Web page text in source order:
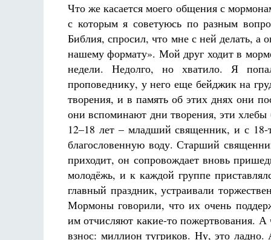
Что же касается моего общения с
с которым я советуюсь по разным
Библия, спросил, что мне с ней делать, а
нашему формату». Мой друг ходит в
недели. Недолго, но хватило. Я
проповеднику, у него еще бейджик на
творения, и в память об этих днях они
они вспоминают дни творения, эти хлебы
12–18 лет – младший священник, и с
благословенную воду. Старший
приходит, он сопровождает вновь
молодёжь, и к каждой группе
главный праздник, устраивали
Мормоны говорили, что их очень
им отчисляют какие-то пожертвования.
взнос: миллион тугриков. Ну, это